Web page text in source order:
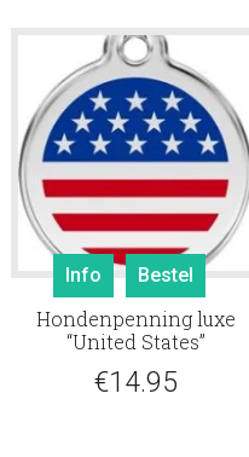
Info Bestel
Hondenpenning luxe
“United States”
€14.95